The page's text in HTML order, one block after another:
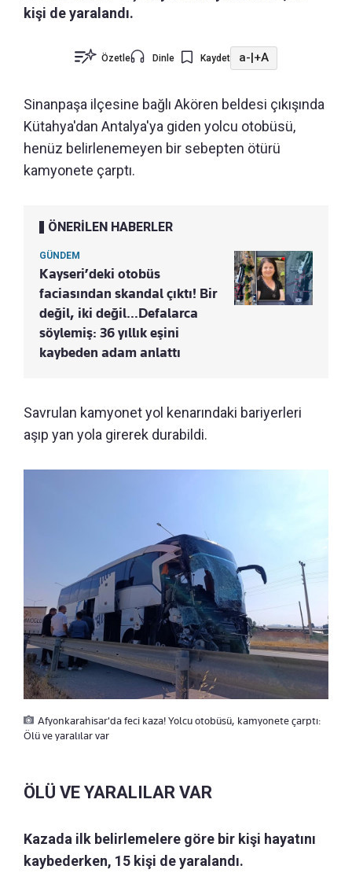
kişi de yaralandı.
Özetle Dinle Kaydet a-|+A
Sinanpaşa ilçesine bağlı Akören beldesi çıkışında
Kütahya'dan Antalya'ya giden yolcu otobüsü,
henüz belirlenemeyen bir sebepten ötürü
kamyonete çarptı.
ÖNERİLEN HABERLER
GÜNDEM
Kayseri’deki otobüs
faciasından skandal çıktı! Bir
değil, iki değil…Defalarca
söylemiş: 36 yıllık eşini
kaybeden adam anlattı
Savrulan kamyonet yol kenarındaki bariyerleri
aşıp yan yola girerek durabildi.
Afyonkarahisar'da feci kaza! Yolcu otobüsü, kamyonete çarptı:
Ölü ve yaralılar var
ÖLÜ VE YARALILAR VAR
Kazada ilk belirlemelere göre bir kişi hayatını
kaybederken, 15 kişi de yaralandı.